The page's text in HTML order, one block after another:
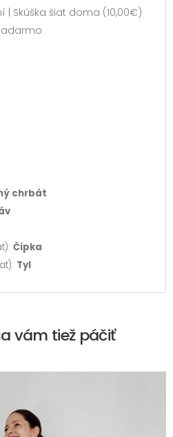
| Skúška šiat doma (10,00€)
chrbát
Čipka
Tyl
vám tiež páčiť